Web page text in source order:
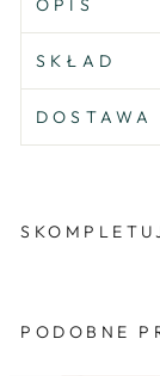
SKŁAD
PODOBNE